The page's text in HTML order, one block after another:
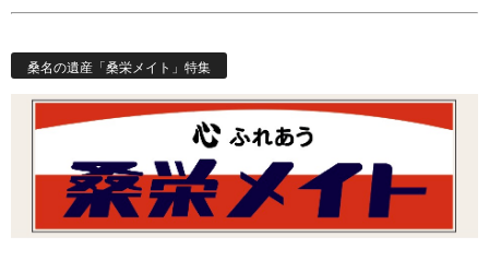
桑名の遺産「桑栄メイト」特集